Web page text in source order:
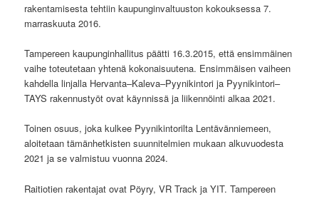
rakentamisesta tehtiin kaupunginvaltuuston kokouksessa 7.
marraskuuta 2016.
Tampereen kaupunginhallitus päätti 16.3.2015, että ensimmäinen
vaihe toteutetaan yhtenä kokonaisuutena. Ensimmäisen vaiheen
kahdella linjalla Hervanta–Kaleva–Pyynikintori ja Pyynikintori–
TAYS rakennustyöt ovat käynnissä ja liikennöinti alkaa 2021.
Toinen osuus, joka kulkee Pyynikintorilta Lentävänniemeen,
aloitetaan tämänhetkisten suunnitelmien mukaan alkuvuodesta
2021 ja se valmistuu vuonna 2024.
Raitiotien rakentajat ovat Pöyry, VR Track ja YIT. Tampereen